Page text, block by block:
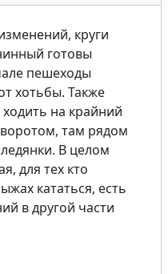
круги
готовы
пешеходы
хотьбы. Также
на крайний
там рядом
В целом
для тех кто
кататься, есть
в другой части